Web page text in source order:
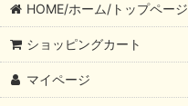
HOME/ホーム/トップページ
ショッピングカート
マイページ